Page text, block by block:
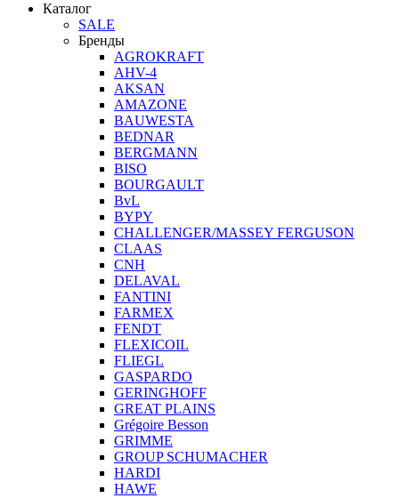
Каталог
SALE
Бренды
AGROKRAFT
AHV-4
AKSAN
AMAZONE
BAUWESTA
BEDNAR
BERGMANN
BISO
BOURGAULT
BvL
BYPY
CHALLENGER/MASSEY FERGUSON
CLAAS
CNH
DELAVAL
FANTINI
FARMEX
FENDT
FLEXICOIL
FLIEGL
GASPARDO
GERINGHOFF
GREAT PLAINS
Grégoire Besson
GRIMME
GROUP SCHUMACHER
HARDI
HAWE